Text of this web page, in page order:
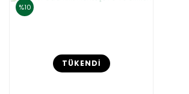
%10
TÜKENDİ